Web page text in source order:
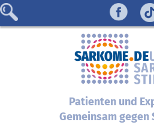
Patienten und
Gemeinsam gegen